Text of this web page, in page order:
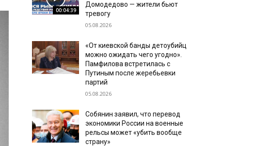
00:04:39
Домодедово — жители бьют
тревогу
05.08.2026
«От киевской банды детоубийц
можно ожидать чего угодно».
Памфилова встретилась с
Путиным после жеребьевки
партий
05.08.2026
Собянин заявил, что перевод
экономики России на военные
рельсы может «убить вообще
страну»